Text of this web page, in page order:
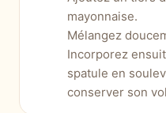
mayonnaise.
Mélangez
Incorporez
spatule en
conserver son